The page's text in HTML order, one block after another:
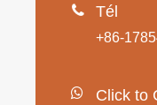
 Tél
+86-
Click to